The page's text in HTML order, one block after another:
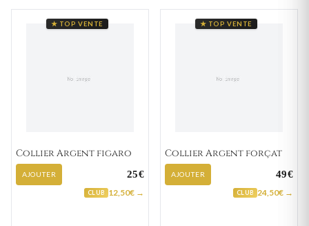
★ TOP VENTE
Collier Argent figaro
AJOUTER 25€
CLUB 12,50€ →
★ TOP VENTE
Collier Argent forçat
AJOUTER 49€
CLUB 24,50€ →